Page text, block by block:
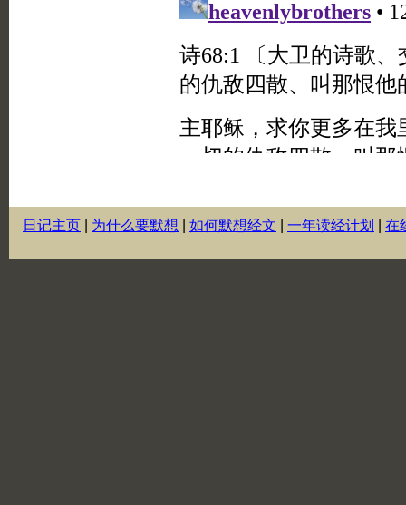
日记主页 为什么要默想 如何默想经文 一年读经计划 在